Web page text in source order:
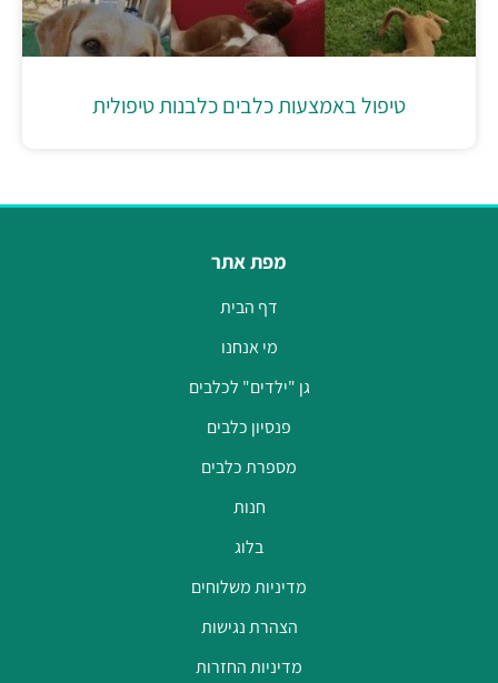
טיפול באמצעות כלבים כלבנות טיפולית
מפת אתר
דף הבית
מי אנחנו
גן "ילדים" לכלבים
פנסיון כלבים
מספרת כלבים
חנות
בלוג
מדיניות משלוחים
הצהרת נגישות
מדיניות החזרות